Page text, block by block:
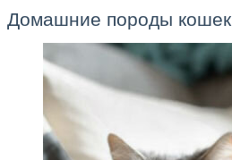
Домашние породы кошек